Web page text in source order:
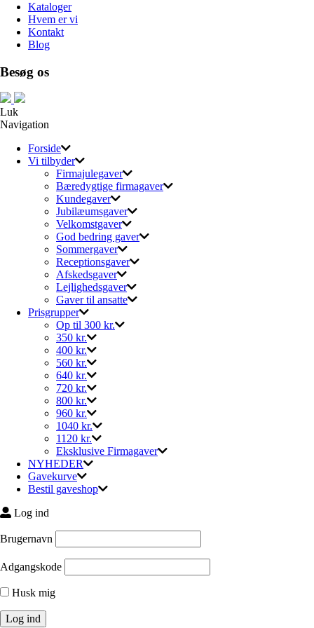
Kataloger
Hvem er vi
Kontakt
Blog
Besøg os
Luk
Navigation
Forside
Vi tilbyder
Firmajulegaver
Bæredygtige firmagaver
Kundegaver
Jubilæumsgaver
Velkomstgaver
God bedring gaver
Sommergaver
Receptionsgaver
Afskedsgaver
Lejlighedsgaver
Gaver til ansatte
Prisgrupper
Op til 300 kr.
350 kr.
400 kr.
560 kr.
640 kr.
720 kr.
800 kr.
960 kr.
1040 kr.
1120 kr.
Eksklusive Firmagaver
NYHEDER
Gavekurve
Bestil gaveshop
Log ind
Brugernavn
Adgangskode
Husk mig